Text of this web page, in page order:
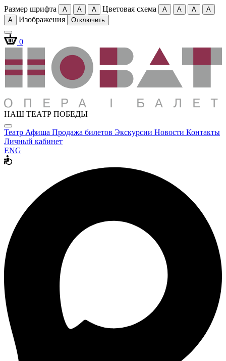
Размер шрифта A A A Цветовая схема A A A
A
A
Изображения Отключить
0
НАШ ТЕАТР ПОБЕДЫ
Театр Афиша Продажа билетов Экскурсии Новости Контакты
Личный кабинет
ENG